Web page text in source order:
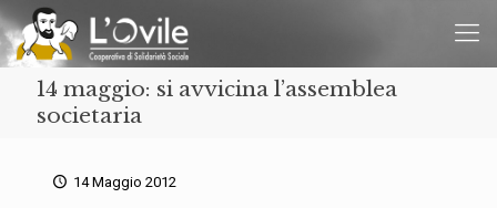
14 maggio: si avvicina l’assemblea
societaria
14 Maggio 2012